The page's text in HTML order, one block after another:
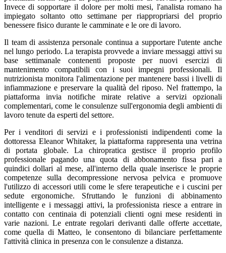
Invece di sopportare il dolore per molti mesi, l'analista romano ha
impiegato soltanto otto settimane per riappropriarsi del proprio
benessere fisico durante le camminate e le ore di lavoro.
Il team di assistenza personale continua a supportare l'utente anche
nel lungo periodo. La terapista provvede a inviare messaggi attivi su
base settimanale contenenti proposte per nuovi esercizi di
mantenimento compatibili con i suoi impegni professionali. Il
nutrizionista monitora l'alimentazione per mantenere bassi i livelli di
infiammazione e preservare la qualità del riposo. Nel frattempo, la
piattaforma invia notifiche mirate relative a servizi opzionali
complementari, come le consulenze sull'ergonomia degli ambienti di
lavoro tenute da esperti del settore.
Per i venditori di servizi e i professionisti indipendenti come la
dottoressa Eleanor Whitaker, la piattaforma rappresenta una vetrina
di portata globale. La chiropratica gestisce il proprio profilo
professionale pagando una quota di abbonamento fissa pari a
quindici dollari al mese, all'interno della quale inserisce le proprie
competenze sulla decompressione nervosa pelvica e promuove
l'utilizzo di accessori utili come le sfere terapeutiche e i cuscini per
sedute ergonomiche. Sfruttando le funzioni di abbinamento
intelligente e i messaggi attivi, la professionista riesce a entrare in
contatto con centinaia di potenziali clienti ogni mese residenti in
varie nazioni. Le entrate regolari derivanti dalle offerte accettate,
come quella di Matteo, le consentono di bilanciare perfettamente
l'attività clinica in presenza con le consulenze a distanza.